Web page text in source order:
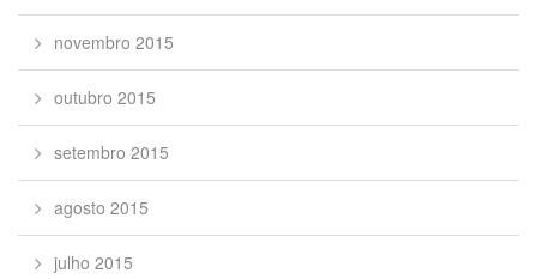
novembro 2015
outubro 2015
setembro 2015
agosto 2015
julho 2015